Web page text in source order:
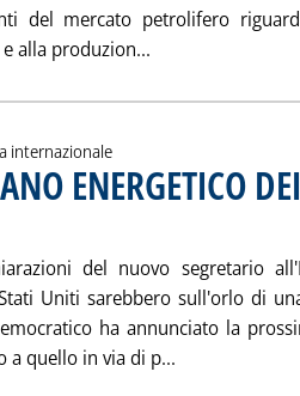
del mercato petrolifero
alla produzion...
internazionale
ENERGETICO DEI
del nuovo segretario
Uniti sarebbero sull'orlo di
ha annunciato la
a quello in via di p...